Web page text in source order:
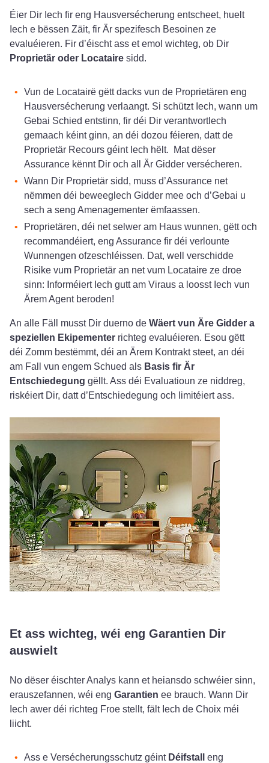
Éier Dir Iech fir eng Hausversécherung entscheet, huelt
Iech e bëssen Zäit, fir Är spezifesch Besoinen ze
evaluéieren. Fir d’éischt ass et emol wichteg, ob Dir
Proprietär oder Locataire sidd.
Vun de Locatairë gëtt dacks vun de Proprietären eng
Hausversécherung verlaangt. Si schützt Iech, wann um
Gebai Schied entstinn, fir déi Dir verantwortlech
gemaach kéint ginn, an déi dozou féieren, datt de
Proprietär Recours géint Iech hëlt. Mat dëser
Assurance kënnt Dir och all Är Gidder versécheren.
Wann Dir Proprietär sidd, muss d’Assurance net
nëmmen déi beweeglech Gidder mee och d’Gebai u
sech a seng Amenagementer ëmfaassen.
Proprietären, déi net selwer am Haus wunnen, gëtt och
recommandéiert, eng Assurance fir déi verlounte
Wunnengen ofzeschléissen. Dat, well verschidde
Risike vum Proprietär an net vum Locataire ze droe
sinn: Informéiert Iech gutt am Viraus a loosst Iech vun
Ärem Agent beroden!
An alle Fäll musst Dir duerno de Wäert vun Äre Gidder a
speziellen Ekipementer richteg evaluéieren. Esou gëtt
déi Zomm bestëmmt, déi an Ärem Kontrakt steet, an déi
am Fall vun engem Schued als Basis fir Är
Entschiedegung gëllt. Ass déi Evaluatioun ze niddreg,
riskéiert Dir, datt d’Entschiedegung och limitéiert ass.
Et ass wichteg, wéi eng Garantien Dir
auswielt
No dëser éischter Analys kann et heiansdo schwéier sinn,
erauszefannen, wéi eng Garantien ee brauch. Wann Dir
Iech awer déi richteg Froe stellt, fält Iech de Choix méi
liicht.
Ass e Versécherungsschutz géint Déifstall
eng